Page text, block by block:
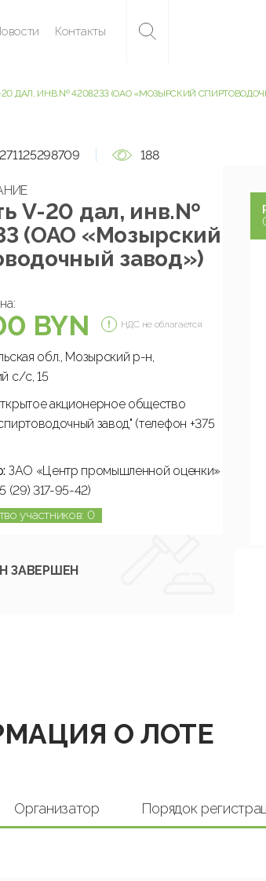
Контакты
20 ДАЛ, ИНВ.№ 4208233 (ОАО «МОЗЫРСКИЙ
271125298709 188
V-20 дал, инв.№
(ОАО «Мозырский
завод»)
BYN НДС не облагается
обл., Мозырский р-н,
с/с, 15
акционерное общество
завод" (телефон +375
ЗАО «Центр промышленной оценки»
(29) 317-95-42)
участников: 0
ЗАВЕРШЕН
О ЛОТЕ
Организатор Порядок